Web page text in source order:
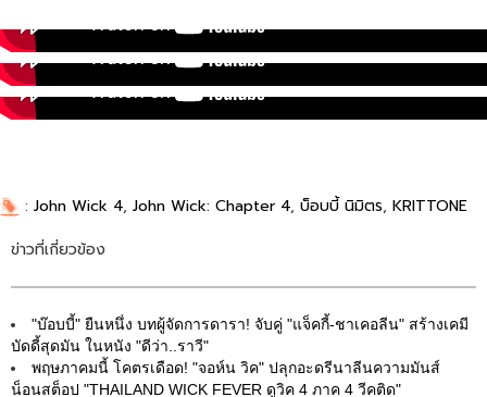
: John Wick 4, John Wick: Chapter 4, บ็อบบี้ นิมิตร, KRITTONE
ข่าวที่เกี่ยวข้อง
"บ๊อบบี้" ยืนหนึ่ง บทผู้จัดการดารา! จับคู่ "แจ็คกี้-ชาเคอลีน" สร้างเคมี
บัดดี้สุดมัน ในหนัง "ดีว่า..ราวี"
พฤษภาคมนี้ โคตรเดือด! "จอห์น วิค" ปลุกอะดรีนาลีนความมันส์
น็อนสต็อป "THAILAND WICK FEVER ดูวิค 4 ภาค 4 วีคติด"